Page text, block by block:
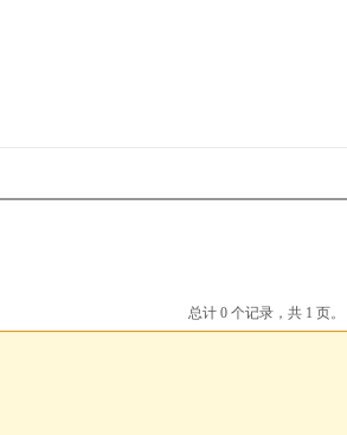
总计 0 个记录，共 1 页。